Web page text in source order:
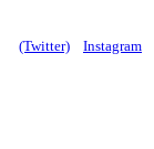
(Twitter)
Instagram